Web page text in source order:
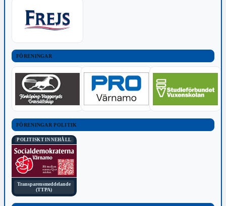
FÖRENINGAR
FÖRENINGAR POLITIK
POLITISKT INNEHÅLL
Transparensmeddelande
(TTPA)